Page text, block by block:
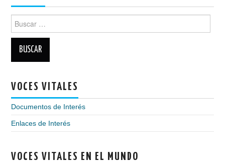
VOCES VITALES
Documentos de Interés
Enlaces de Interés
VOCES VITALES EN EL MUNDO